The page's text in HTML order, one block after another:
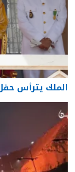
الملك يترأس